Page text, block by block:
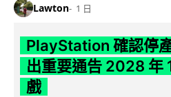
Lawton 1 日
PlayStation 確認停
出重要通告 2028 年
戲